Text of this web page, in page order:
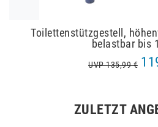
Toilettenstützgestell,
belastbar bis
UVP 135,99 €
ZULETZT